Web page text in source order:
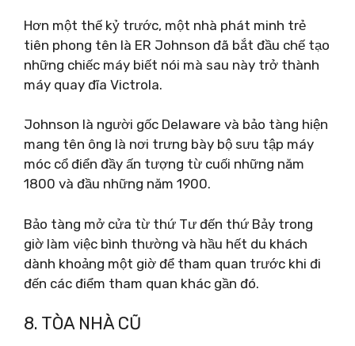
Hơn một thế kỷ trước, một nhà phát minh trẻ
tiên phong tên là ER Johnson đã bắt đầu chế tạo
những chiếc máy biết nói mà sau này trở thành
máy quay đĩa Victrola.
Johnson là người gốc Delaware và bảo tàng hiện
mang tên ông là nơi trưng bày bộ sưu tập máy
móc cổ điển đầy ấn tượng từ cuối những năm
1800 và đầu những năm 1900.
Bảo tàng mở cửa từ thứ Tư đến thứ Bảy trong
giờ làm việc bình thường và hầu hết du khách
dành khoảng một giờ để tham quan trước khi đi
đến các điểm tham quan khác gần đó.
8. TÒA NHÀ CŨ